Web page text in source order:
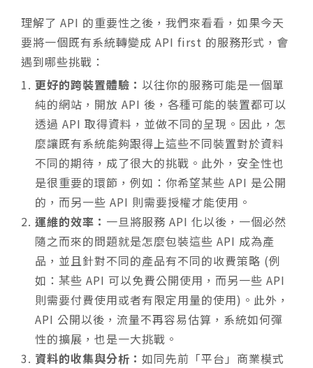
理解了 API 的重要性之後，我們來看看，如果今天
要將一個既有系統轉變成 API first 的服務形式，會
遇到哪些挑戰：
更好的跨裝置體驗： 以往你的服務可能是一個單
純的網站，開放 API 後，各種可能的裝置都可以
透過 API 取得資料，並做不同的呈現。因此，怎
麼讓既有系統能夠跟得上這些不同裝置對於資料
不同的期待，成了很大的挑戰。此外，安全性也
是很重要的環節，例如：你希望某些 API 是公開
的，而另一些 API 則需要授權才能使用。
運維的效率： 一旦將服務 API 化以後，一個必然
隨之而來的問題就是怎麼包裝這些 API 成為產
品，並且針對不同的產品有不同的收費策略 (例
如：某些 API 可以免費公開使用，而另一些 API
則需要付費使用或者有限定用量的使用)。此外，
API 公開以後，流量不再容易估算，系統如何彈
性的擴展，也是一大挑戰。
資料的收集與分析： 如同先前「平台」商業模式